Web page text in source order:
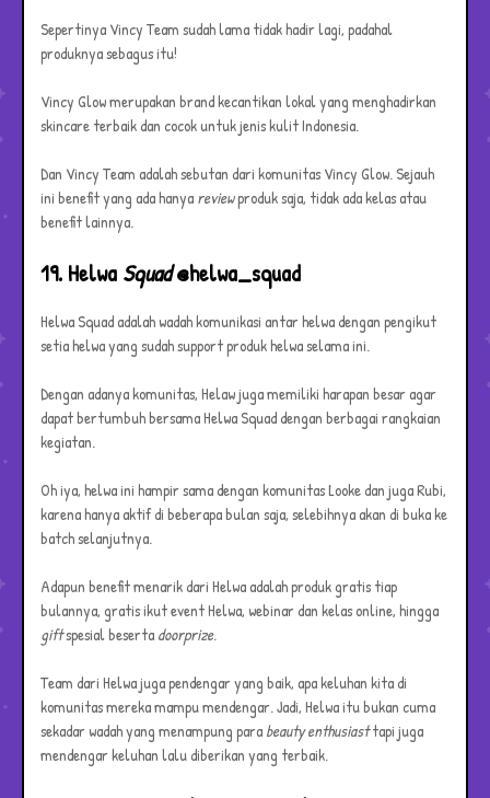
Sepertinya Vincy Team sudah lama tidak hadir lagi, padahal
produknya sebagus itu!
Vincy Glow merupakan brand kecantikan lokal yang menghadirkan
skincare terbaik dan cocok untuk jenis kulit Indonesia.
Dan Vincy Team adalah sebutan dari komunitas Vincy Glow. Sejauh
ini benefit yang ada hanyareviewproduk saja, tidak ada kelas atau
benefit lainnya.
19. Helwa Squad@helwa_squad
Helwa Squad adalah wadah komunikasi antar helwa dengan pengikut
setia helwa yang sudah support produk helwa selama ini.
Dengan adanya komunitas, Helaw juga memiliki harapan besar agar
dapat bertumbuh bersama Helwa Squad dengan berbagai rangkaian
kegiatan.
Oh iya, helwa ini hampir sama dengan komunitas Looke dan juga Rubi,
karena hanya aktif di beberapa bulan saja, selebihnya akan di buka ke
batch selanjutnya.
Adapun benefit menarik dari Helwa adalah produk gratis tiap
bulannya, gratis ikut event Helwa, webinar dan kelas online, hingga
giftspesial besertadoorprize.
Team dari Helwa juga pendengar yang baik, apa keluhan kita di
komunitas mereka mampu mendengar. Jadi, Helwa itu bukan cuma
sekadar wadah yang menampung parabeauty enthusiasttapi juga
mendengar keluhan lalu diberikan yang terbaik.